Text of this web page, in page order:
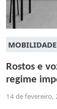
Rostos e
regime
14 de fevereiro,